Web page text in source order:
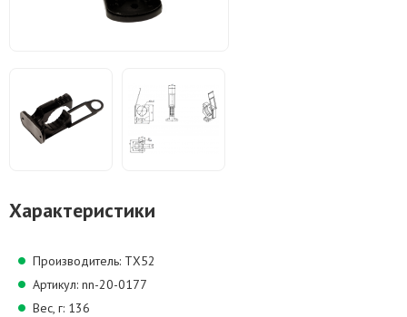
Характеристики
Производитель: TX52
Артикул: nn-20-0177
Вес, г: 136